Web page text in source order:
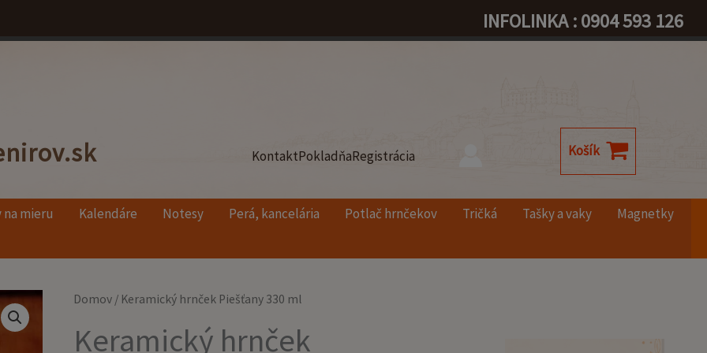
INFOLINKA : 0904 593 126
KontaktPokladňaRegistrácia Košík
mieru Kalendáre Notesy Perá, kancelária Potlač hrnčekov Tričká Tašky a vaky
Magnetky
Domov/ Keramický hrnček Piešťany 330 ml
Keramický hrnček
množstvo
hrnček